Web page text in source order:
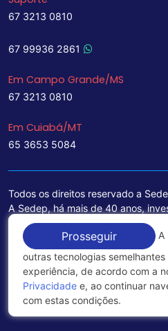
67 3213 0810
67 99936 2861
Em Campo Grande/MS
67 3213 0810
Em Cuiabá/MT
65 3653 5084
Todos os direitos reservado a
A Sedep, há mais de 40 anos,
treinamento de funcionários e na
ponta para a ampliação de seu
para a área jurídica, que
excelentes soluções empresariais.
Política de Privacidade
Prosseguir
A
outras tecnologias
experiência, de acordo com a
Privacidade e, ao continuar
com estas condições.